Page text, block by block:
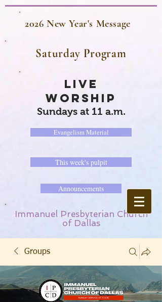
2026 New Year's Message
Saturday Program
LIVE
WORSHIP
Sundays at 11 a.m.
Evangelism Material
This week's pulpit
Announcements
Immanuel Presbyterian Church
of Dallas
Groups